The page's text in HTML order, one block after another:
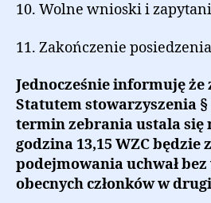
10. Wolne wnioski i
11. Zakończenie
Jednocześnie informuję że
Statutem stowarzyszenia
termin zebrania ustala się
godzina 13,15 WZC będzie
podejmowania uchwał
obecnych członków w